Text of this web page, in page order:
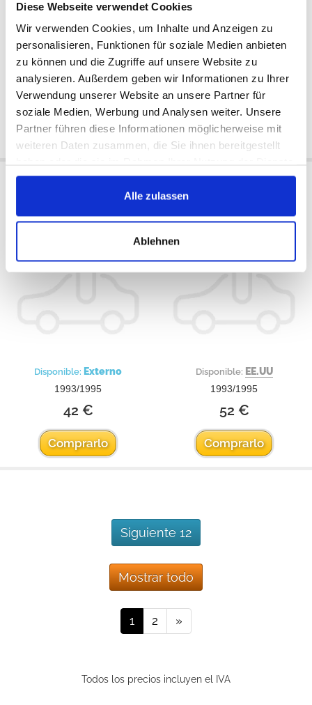
Diese Webseite verwendet Cookies
Wir verwenden Cookies, um Inhalte und Anzeigen zu
personalisieren, Funktionen für soziale Medien anbieten
zu können und die Zugriffe auf unsere Website zu
analysieren. Außerdem geben wir Informationen zu Ihrer
Verwendung unserer Website an unsere Partner für
soziale Medien, Werbung und Analysen weiter. Unsere
Partner führen diese Informationen möglicherweise mit
weiteren Daten zusammen, die Sie ihnen bereitgestellt
gesammelt haben.
Alle zulassen
Ablehnen
Disponible:Externo
1993/1995
36 €
Comprarlo
Disponible:Externo
1993/1995
42 €
Comprarlo
Disponible: Externo
1993/1995
42 €
Comprarlo
Disponible: EE.UU
1993/1995
52 €
Comprarlo
Siguiente 12
Mostrar todo
1 2 »
Todos los precios incluyen el IVA